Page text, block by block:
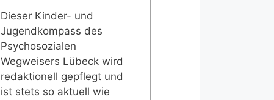
Dieser Kinder- und
Jugendkompass des
Psychosozialen
Wegweisers Lübeck wird
redaktionell gepflegt und
ist stets so aktuell wie